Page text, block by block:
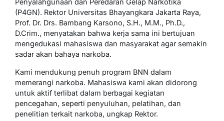
(P4GN). Rektor Universitas Bhayangkara Jakarta Raya,
Prof. Dr. Drs. Bambang Karsono, S.H., M.M., Ph.D.,
D.Crim., menyatakan bahwa kerja sama ini bertujuan
mengedukasi mahasiswa dan masyarakat agar semakin
sadar akan bahaya narkoba.
Kami mendukung penuh program BNN dalam
memerangi narkoba. Mahasiswa kami akan didorong
untuk aktif terlibat dalam berbagai kegiatan
pencegahan, seperti penyuluhan, pelatihan, dan
penelitian terkait narkoba, ungkap Rektor.